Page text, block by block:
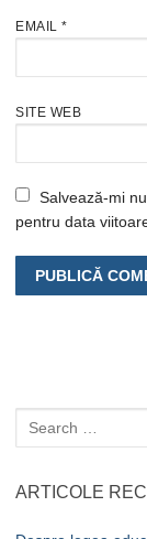
EMAIL *
SITE WEB
Salvează-mi
pentru data
Caută
după:
ARTICOLE